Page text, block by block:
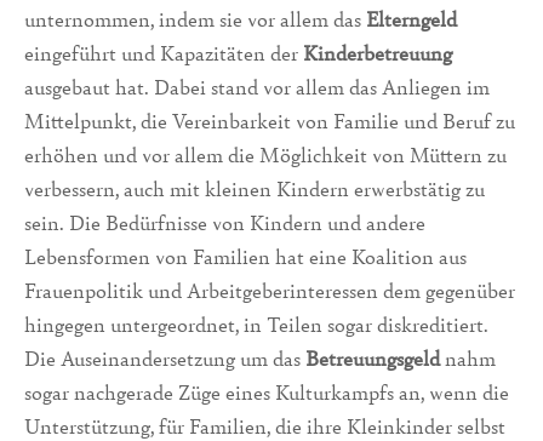
unternommen, indem sie vor allem das Elterngeld
eingeführt und Kapazitäten der Kinderbetreuung
ausgebaut hat. Dabei stand vor allem das Anliegen im
Mittelpunkt, die Vereinbarkeit von Familie und Beruf zu
erhöhen und vor allem die Möglichkeit von Müttern zu
verbessern, auch mit kleinen Kindern erwerbstätig zu
sein. Die Bedürfnisse von Kindern und andere
Lebensformen von Familien hat eine Koalition aus
Frauenpolitik und Arbeitgeberinteressen dem gegenüber
hingegen untergeordnet, in Teilen sogar diskreditiert.
Die Auseinandersetzung um das Betreuungsgeldnahm
sogar nachgerade Züge eines Kulturkampfs an, wenn die
Unterstützung, für Familien, die ihre Kleinkinder selbst